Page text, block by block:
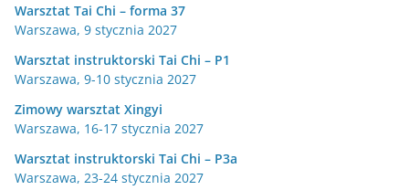
Warsztat Tai Chi – forma 37
Warszawa, 9 stycznia 2027
Warsztat instruktorski Tai Chi – P1
Warszawa, 9-10 stycznia 2027
Zimowy warsztat Xingyi
Warszawa, 16-17 stycznia 2027
Warsztat instruktorski Tai Chi – P3a
Warszawa, 23-24 stycznia 2027